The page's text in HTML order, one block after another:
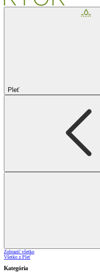
Pleť
Zobraziť všetko
Všetko z Pleť
Kategória